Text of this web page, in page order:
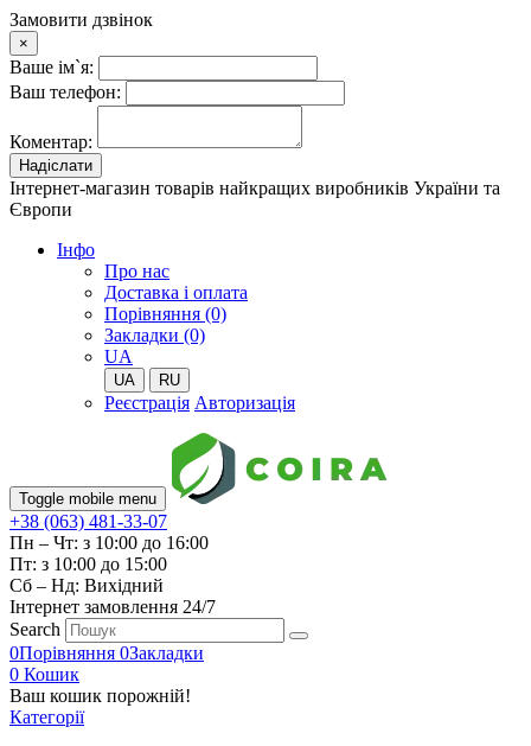
Замовити дзвінок
×
Ваше ім`я:
Ваш телефон:
Коментар:
Надіслати
Інтернет-магазин товарів найкращих виробників України та
Європи
Iнфо
Про нас
Доставка і оплата
Порівняння (0)
Закладки (0)
UA
UA RU
Реєстрація Авторизація
Toggle mobile menu
+38 (063) 481-33-07
Пн – Чт: з 10:00 до 16:00
Пт: з 10:00 до 15:00
Сб – Нд: Вихідний
Інтернет замовлення 24/7
Search
0Порівняння 0Закладки
0 Кошик
Ваш кошик порожній!
Категорії